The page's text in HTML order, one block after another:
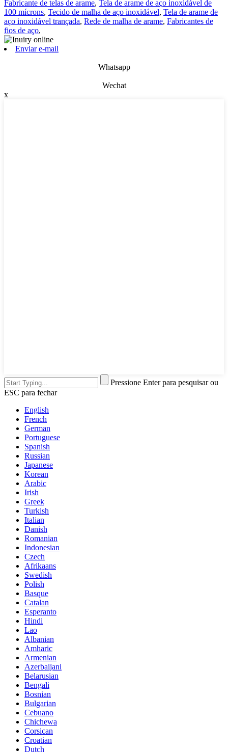
Fabricante de telas de arame, Tela de arame de aço inoxidável de
100 mícrons, Tecido de malha de aço inoxidável, Tela de arame de
aço inoxidável trançada, Rede de malha de arame, Fabricantes de
fios de aço,
Enviar e-mail
Whatsapp
Wechat
x
Pressione Enter para pesquisar ou
ESC para fechar
English
French
German
Portuguese
Spanish
Russian
Japanese
Korean
Arabic
Irish
Greek
Turkish
Italian
Danish
Romanian
Indonesian
Czech
Afrikaans
Swedish
Polish
Basque
Catalan
Esperanto
Hindi
Lao
Albanian
Amharic
Armenian
Azerbaijani
Belarusian
Bengali
Bosnian
Bulgarian
Cebuano
Chichewa
Corsican
Croatian
Dutch